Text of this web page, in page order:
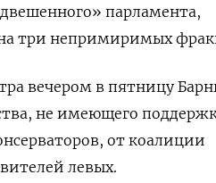
парламента,
на три непримиримых
вечером в пятницу
не имеющего
от коалиции
левых.